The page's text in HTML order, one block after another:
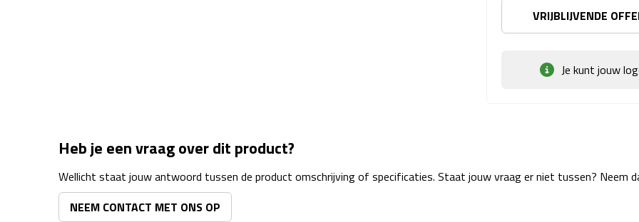
VRIJBLIJVENDE
Je kunt jouw
Heb je een vraag over dit product?
Wellicht staat jouw antwoord tussen de product omschrijving of specificaties. Staat jouw vraag er niet tussen? Neem
NEEM CONTACT MET ONS OP